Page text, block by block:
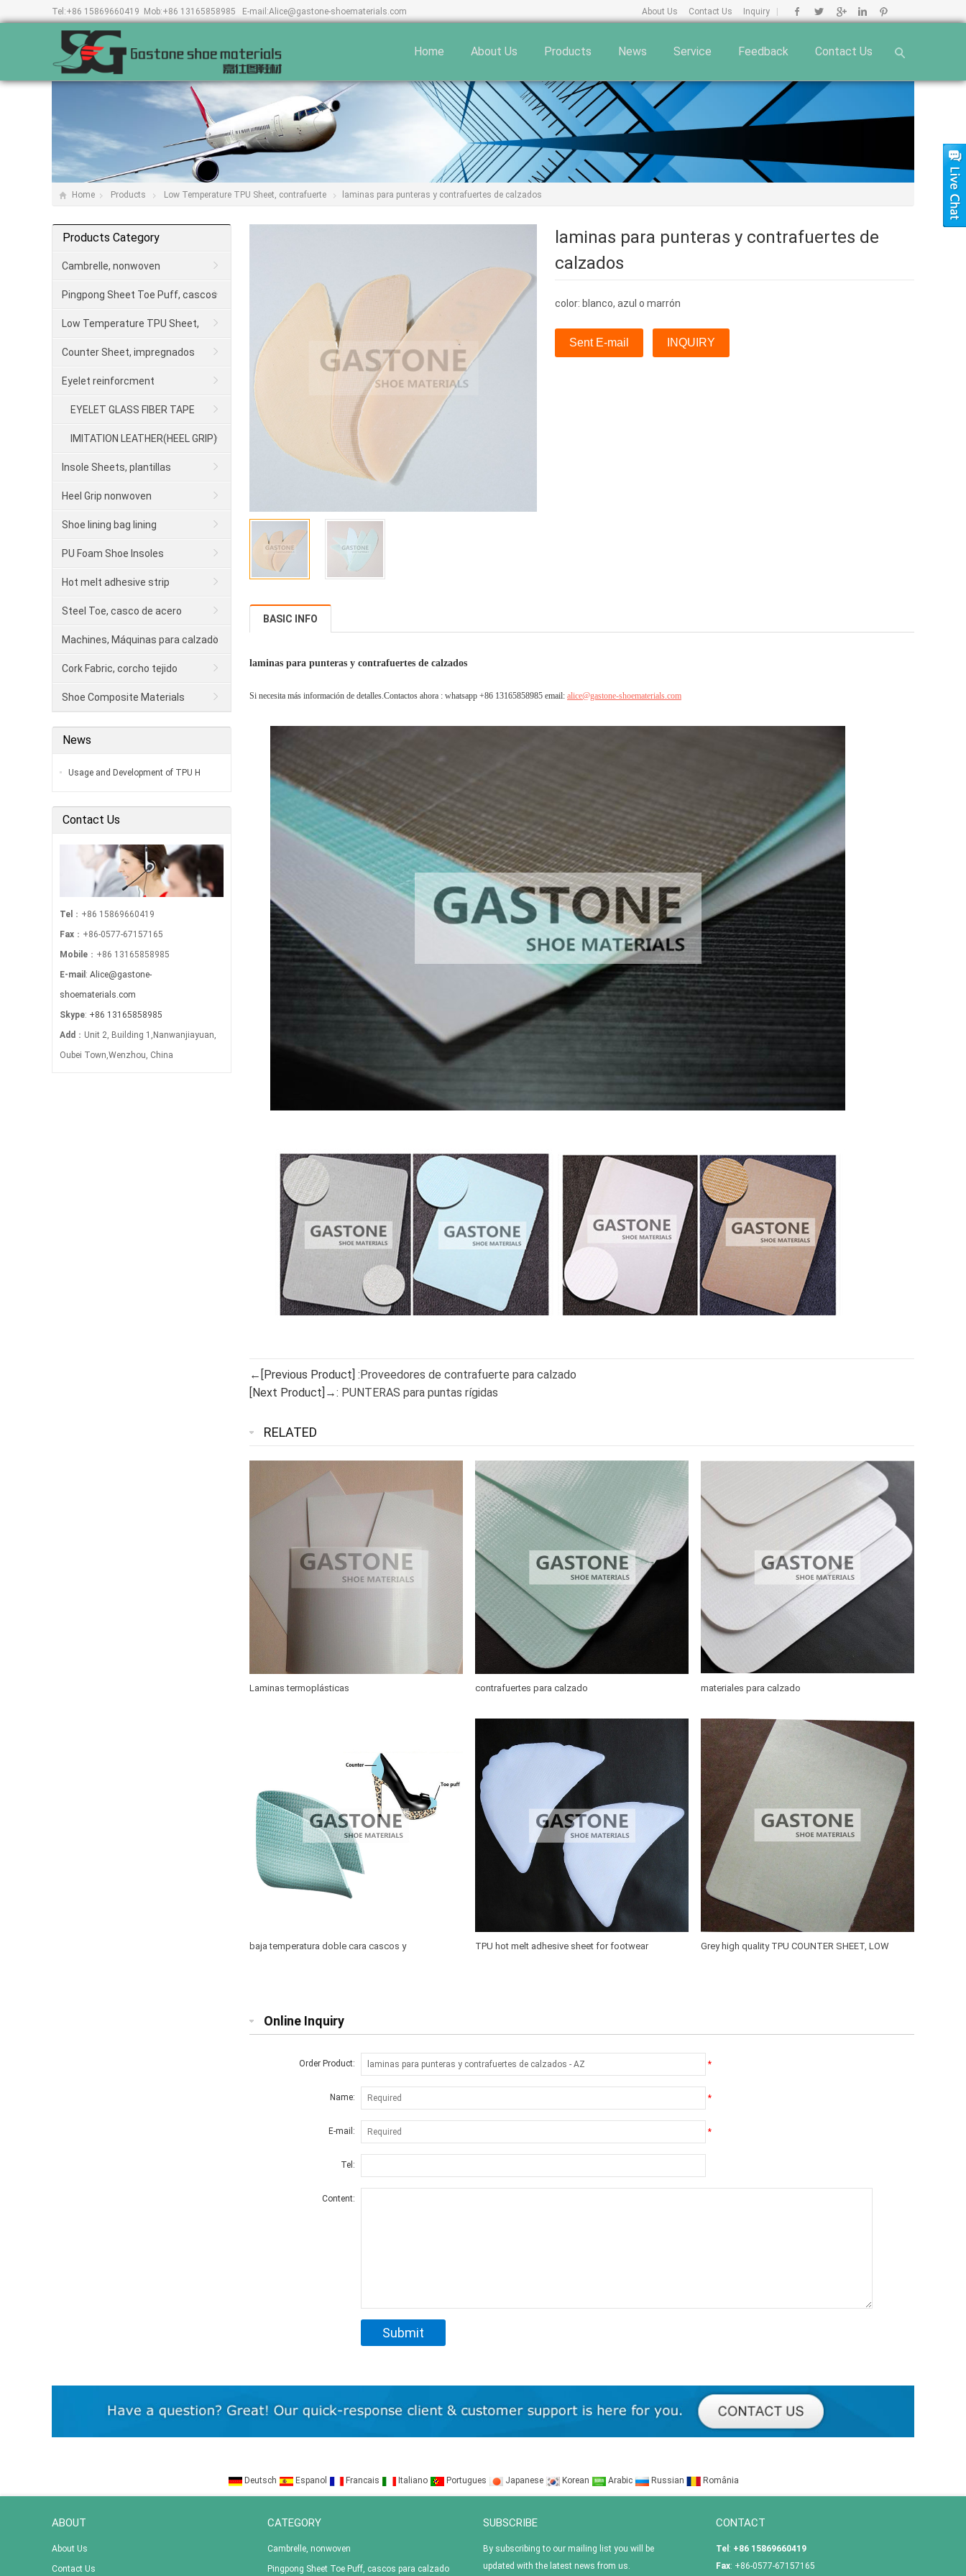
Tel:+86 15869660419 Mob:+86 13165858985 E-mail:Alice@gastone-shoematerials.com About Us Contact Us Inquiry
Home About Us Products News Service Feedback Contact Us
Home Products Low Temperature TPU Sheet, contrafuerte laminas para punteras y contrafuertes de calzados
laminas para punteras y contrafuertes de
calzados
color: blanco, azul o marrón
Sent E-mail INQUIRY
BASIC INFO
laminas para punteras y contrafuertes de calzados
Si necesita más información de detalles.Contactos ahora : whatsapp +86 13165858985 email: alice@gastone-shoematerials.com
←[Previous Product] : Proveedores de contrafuerte para calzado
[Next Product]→: PUNTERAS para puntas rígidas
RELATED
Laminas termoplásticas contrafuertes para calzado materiales para calzado
baja temperatura doble cara cascos y
TPU hot melt adhesive sheet for footwear
Grey high quality TPU COUNTER SHEET, LOW
Online Inquiry
Order Product: *
Name: *
E-mail: *
Tel:
Content:
Products Category
Cambrelle, nonwoven
Pingpong Sheet Toe Puff, cascos
para calzado
Low Temperature TPU Sheet,
contrafuerte
Counter Sheet, impregnados
Eyelet reinforcment
EYELET GLASS FIBER TAPE
IMITATION LEATHER(HEEL GRIP)
Insole Sheets, plantillas
Heel Grip nonwoven
Shoe lining bag lining
PU Foam Shoe Insoles
Hot melt adhesive strip
Steel Toe, casco de acero
Machines, Máquinas para calzado
Cork Fabric, corcho tejido
Shoe Composite Materials
News
Usage and Development of TPU H
Contact Us
Tel ：+86 15869660419
Fax ：+86-0577-67157165
Mobile ：+86 13165858985
E-mail : Alice@gastone-
shoematerials.com
Skype: +86 13165858985
Add ：Unit 2, Building 1,Nanwanjiayuan,
Oubei Town,Wenzhou, China
Deutsch Espanol Francais Italiano Portugues Japanese Korean Arabic Russian România
ABOUT
About Us
Contact Us
CATEGORY
Cambrelle, nonwoven
Pingpong Sheet Toe Puff, cascos para calzado
SUBSCRIBE
By subscribing to our mailing list you will be
updated with the latest news from us.
CONTACT
Tel : +86 15869660419
Fax: +86-0577-67157165